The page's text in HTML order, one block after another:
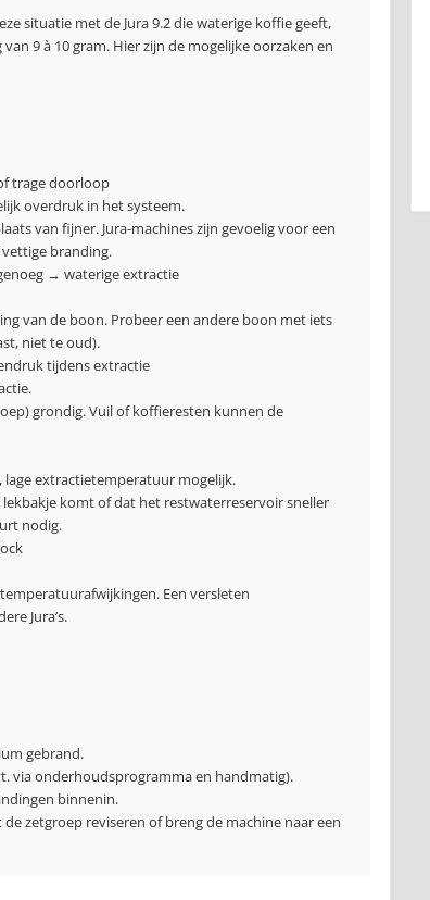
situatie met de Jura 9.2 die waterige koffie geeft,
9 à 10 gram. Hier zijn de mogelijke oorzaken en
trage doorloop
overdruk in het systeem.
van fijner. Jura-machines zijn gevoelig voor een
branding.
→ waterige extractie
van de boon. Probeer een andere boon met iets
niet te oud).
tijdens extractie
grondig. Vuil of koffieresten kunnen de
lage extractietemperatuur mogelijk.
komt of dat het restwaterreservoir sneller
nodig.
Een versleten
Jura’s.
gebrand.
via onderhoudsprogramma en handmatig).
binnenin.
zetgroep reviseren of breng de machine naar een